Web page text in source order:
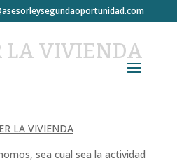
LA VIVIENDA
LA VIVIENDA
sea cual sea la actividad